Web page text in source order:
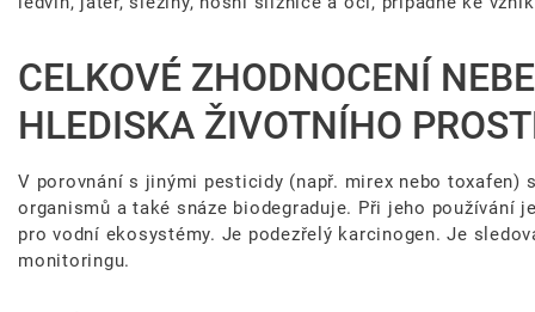
CELKOVÉ ZHODNOCENÍ
HLEDISKA ŽIVOTNÍHO
V porovnání s jinými pesticidy (např. mirex nebo toxafen)
organismů a také snáze biodegraduje. Při jeho používání
pro vodní ekosystémy. Je podezřelý karcinogen. Je
monitoringu.